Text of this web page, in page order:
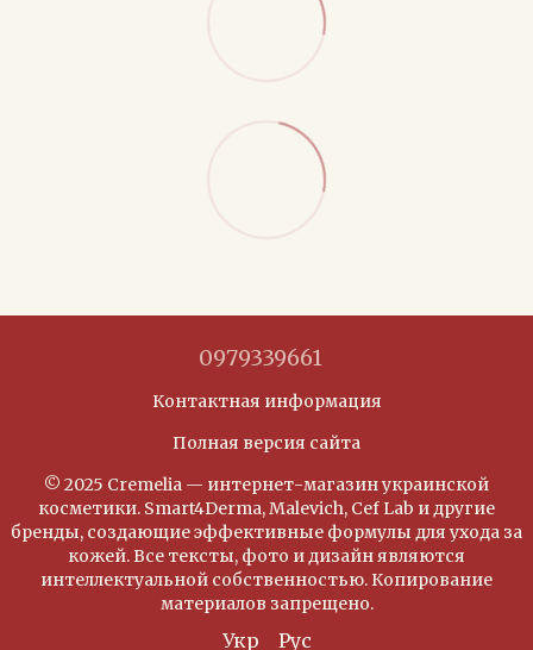
0979339661
Контактная информация
Полная версия сайта
© 2025 Cremelia — интернет-магазин украинской
косметики. Smart4Derma, Malevich, Cef Lab и другие
бренды, создающие эффективные формулы для ухода за
кожей. Все тексты, фото и дизайн являются
интеллектуальной собственностью. Копирование
материалов запрещено.
Укр Рус